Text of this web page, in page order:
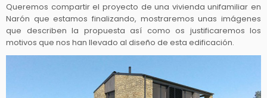
Queremos compartir el proyecto de una vivienda unifamiliar en
Narón que estamos finalizando, mostraremos unas imágenes
que describen la propuesta así como os justificaremos los
motivos que nos han llevado al diseño de esta edificación.